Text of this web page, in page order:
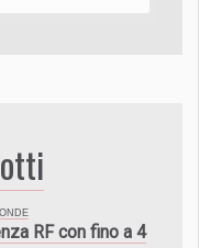
RF con fino a 4